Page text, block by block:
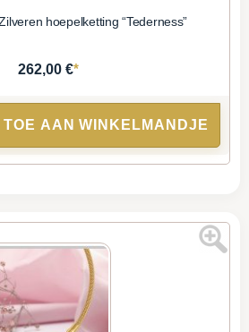
hoepelketting “Tederness”
262,00 €*
TOE AAN WINKELMANDJE